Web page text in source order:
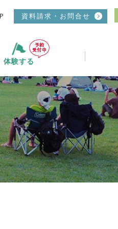
資料請求・お問合せ
ムービーギャラリー
ニュース
泉
おすすめコース
日帰り入浴
体験する